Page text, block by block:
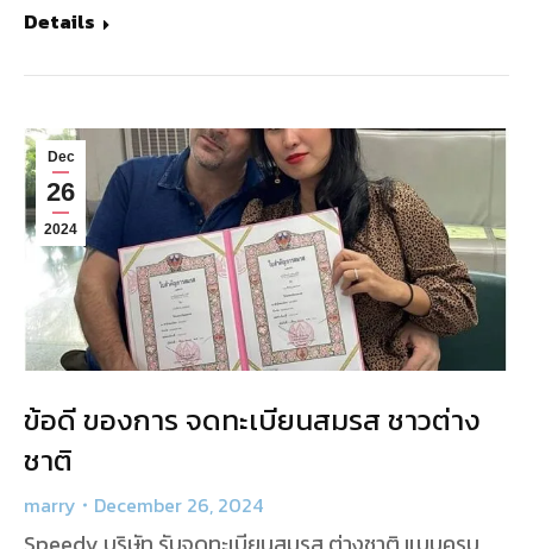
Details
Dec
26
2024
ข้อดี ของการ จดทะเบียนสมรส ชาวต่าง
ชาติ
marry December 26, 2024